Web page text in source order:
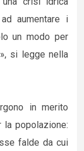
aumentare i
un modo per
si legge nella
in merito
la popolazione:
falde da cui